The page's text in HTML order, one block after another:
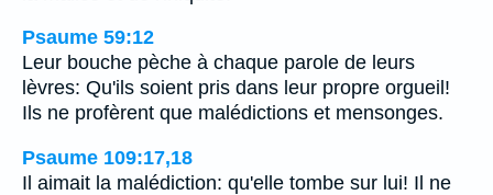
Psaume 59:12
Leur bouche pèche à chaque parole de leurs
lèvres: Qu'ils soient pris dans leur propre orgueil!
Ils ne profèrent que malédictions et mensonges.
Psaume 109:17,18
Il aimait la malédiction: qu'elle tombe sur lui! Il ne